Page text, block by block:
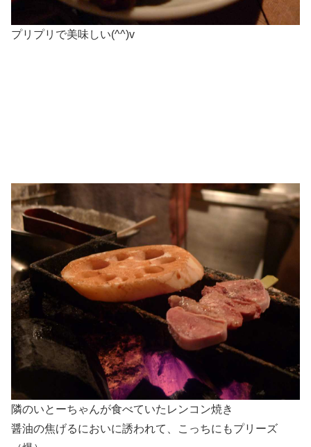
プリプリで美味しい(^^)v
隣のいとーちゃんが食べていたレンコン焼き
醤油の焦げるにおいに誘われて、こっちにもプリーズ